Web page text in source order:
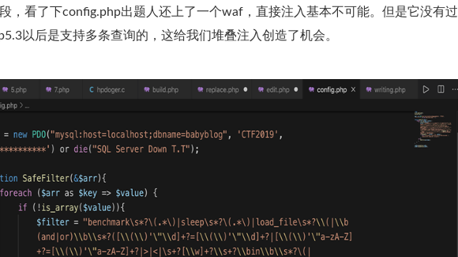
，看了下config.php出题人还上了一个waf，直接注入基本不可能。但是它没有过
以后是支持多条查询的，这给我们堆叠注入创造了机会。